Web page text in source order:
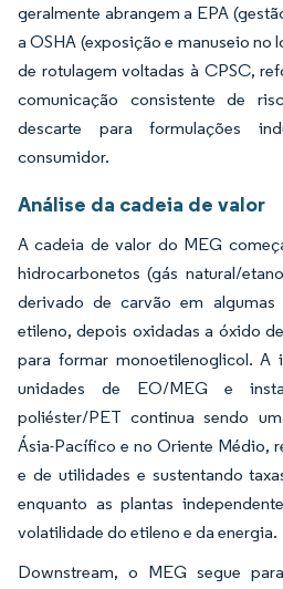
geralmente abrangem a EPA
a OSHA (exposição e manuseio no
de rotulagem voltadas à CPSC,
comunicação consistente de
descarte para formulações
consumidor.
Análise da cadeia de valor
A cadeia de valor do MEG
hidrocarbonetos (gás natural/
derivado de carvão em algumas
etileno, depois oxidadas a óxido
para formar monoetilenoglicol. A
unidades de EO/MEG e
poliéster/PET continua sendo
Ásia-Pacífico e no Oriente Médio,
e de utilidades e sustentando
enquanto as plantas
volatilidade do etileno e da energia.
Downstream, o MEG segue